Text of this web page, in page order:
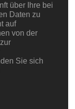
über Ihre bei
Daten zu
auf
von der
Sie sich